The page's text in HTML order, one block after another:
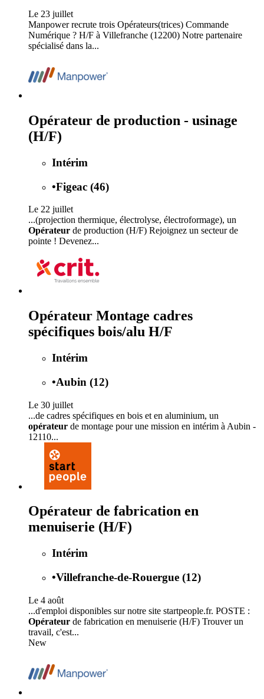
Le 23 juillet
Manpower recrute trois Opérateurs(trices) Commande
Numérique ? H/F à Villefranche (12200) Notre partenaire
spécialisé dans la...
Opérateur de production - usinage
(H/F)
Intérim
•Figeac (46)
Le 22 juillet
...(projection thermique, électrolyse, électroformage), un
Opérateur de production (H/F) Rejoignez un secteur de
pointe ! Devenez...
Opérateur Montage cadres
spécifiques bois/alu H/F
Intérim
•Aubin (12)
Le 30 juillet
...de cadres spécifiques en bois et en aluminium, un
opérateur de montage pour une mission en intérim à Aubin -
12110...
Opérateur de fabrication en
menuiserie (H/F)
Intérim
•Villefranche-de-Rouergue (12)
Le 4 août
...d'emploi disponibles sur notre site startpeople.fr. POSTE :
Opérateur de fabrication en menuiserie (H/F) Trouver un
travail, c'est...
New